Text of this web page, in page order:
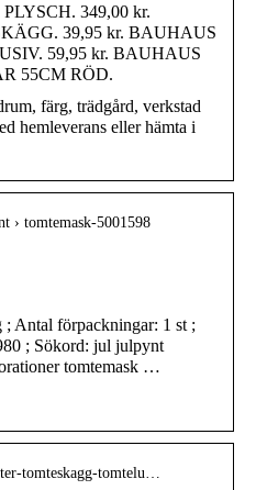
349,00 kr.
39,95 kr. BAUHAUS
59,95 kr. BAUHAUS
55CM RÖD.
färg, trädgård, verkstad
hemleverans eller hämta i
› tomtemask-5001598
Antal förpackningar: 1 st ;
; Sökord: jul julpynt
tomtemask …
tomteskagg-tomtelu…